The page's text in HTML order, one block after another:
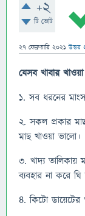
+2
টি ভোট
27 ফেব্রুয়ারি 2021 উত্তর
যেসব খাবার
১. সব ধরনের মাংস
২. সকল প্রকার
মাছ খাওয়া ভালো।
৩. খাদ্য তালিকায়
ব্যবহার না করে
৪. কিটো ডায়েটের